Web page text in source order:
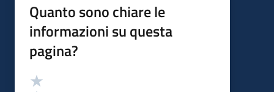
Quanto sono chiare le
informazioni su questa
pagina?
Valutazione